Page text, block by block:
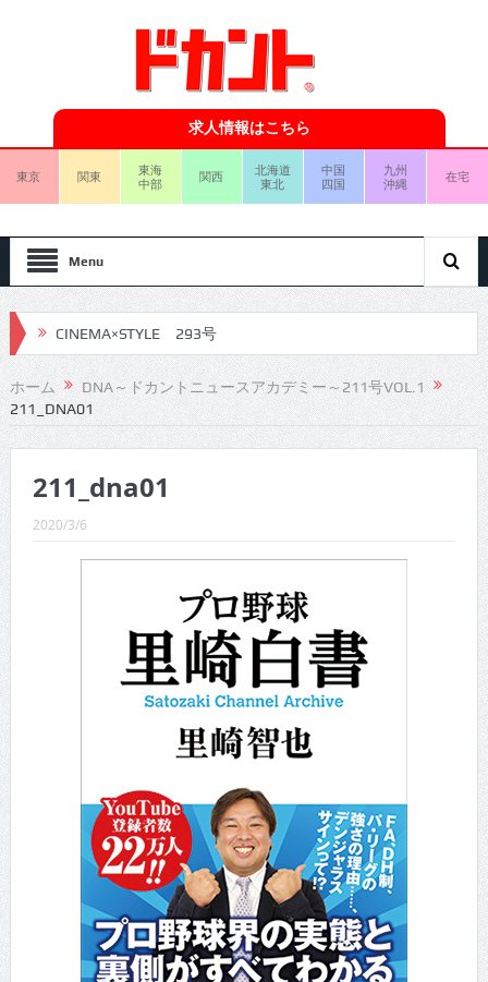
求人情報はこちら
東京 関東
東海
中部
関西
北海道
東北
中国
四国
九州
沖縄
在宅
Menu
CINEMA×STYLE 293号
CINEMA×STYLE 292号
CINEMA×STYLE 291号
CINEMA×STYLE 289号
CINEMA×STYLE 286号
CINEMA×STYLE 285号
CINEMA×STYLE 294号
ホーム
DNA～ドカントニュースアカデミー～211号VOL.1
211_DNA01
211_dna01
2020/3/6